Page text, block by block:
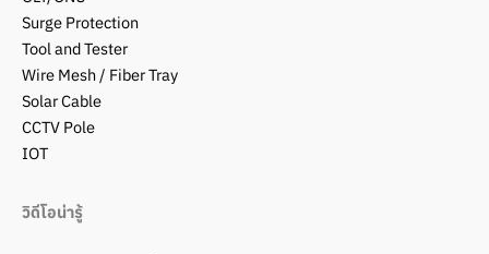
Surge Protection
Tool and Tester
Wire Mesh / Fiber Tray
Solar Cable
CCTV Pole
IOT
วิดีโอน่ารู้